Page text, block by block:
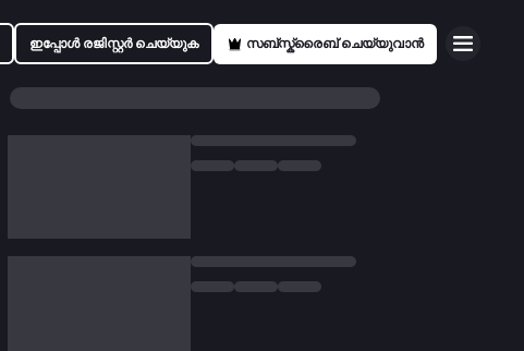
ഇപ്പോൾ രജിസ്റ്റർ ചെയ്യുക സബ്സ്ക്രൈബ് ചെയ്യുവാൻ